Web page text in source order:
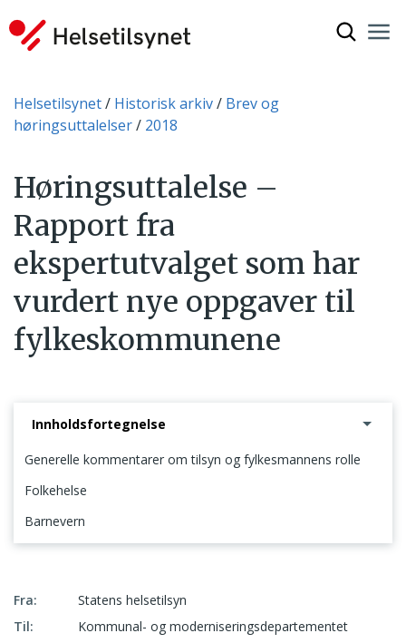
Du er her:
Helsetilsynet Historisk arkiv
Brev og
høringsuttalelser
2018
Høringsuttalelse –
Rapport fra
ekspertutvalget som har
vurdert nye oppgaver til
fylkeskommunene
Innholdsfortegnelse
Generelle kommentarer om tilsyn og fylkesmannens rolle
Folkehelse
Barnevern
Fra:
Statens helsetilsyn
Til:
Kommunal- og moderniseringsdepartementet